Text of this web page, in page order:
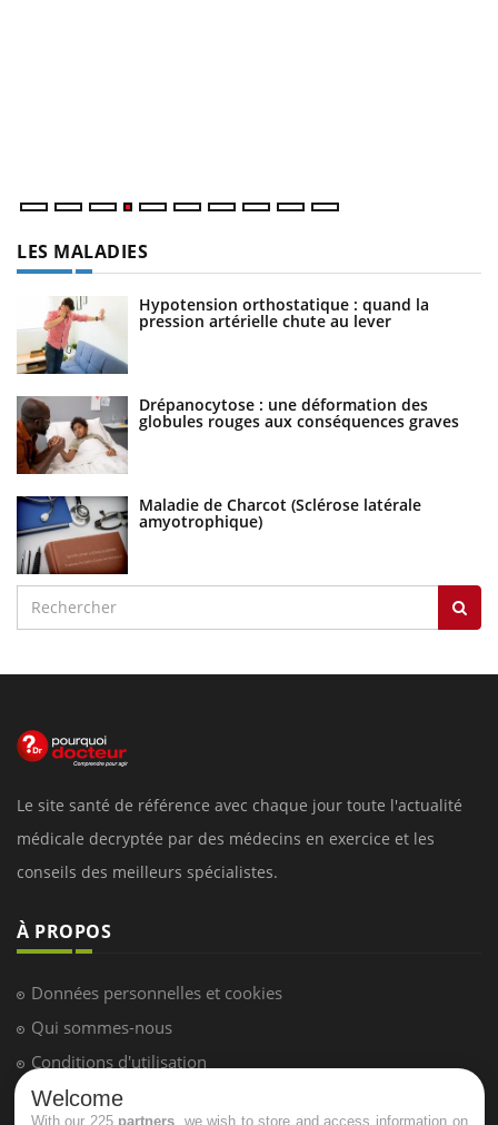
LES MALADIES
Hypotension orthostatique : quand la
pression artérielle chute au lever
Drépanocytose : une déformation des
globules rouges aux conséquences graves
Maladie de Charcot (Sclérose latérale
amyotrophique)
Le site santé de référence avec chaque jour toute l'actualité
médicale decryptée par des médecins en exercice et les
conseils des meilleurs spécialistes.
À PROPOS
Données personnelles et cookies
Qui sommes-nous
Conditions d'utilisation
Plan du site
Welcome
With our 225 partners , we wish to store and access information on